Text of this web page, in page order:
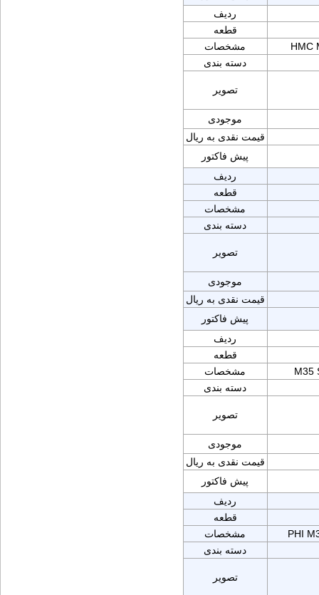
ردیف
قطعه
مشخصات
HMC
دسته بندی
تصویر
موجودی
قیمت نقدی به ریال
پیش فاکتور
ردیف
قطعه
مشخصات
دسته بندی
تصویر
موجودی
قیمت نقدی به ریال
پیش فاکتور
ردیف
قطعه
مشخصات
M35
دسته بندی
تصویر
موجودی
قیمت نقدی به ریال
پیش فاکتور
ردیف
قطعه
مشخصات
PHI
دسته بندی
تصویر